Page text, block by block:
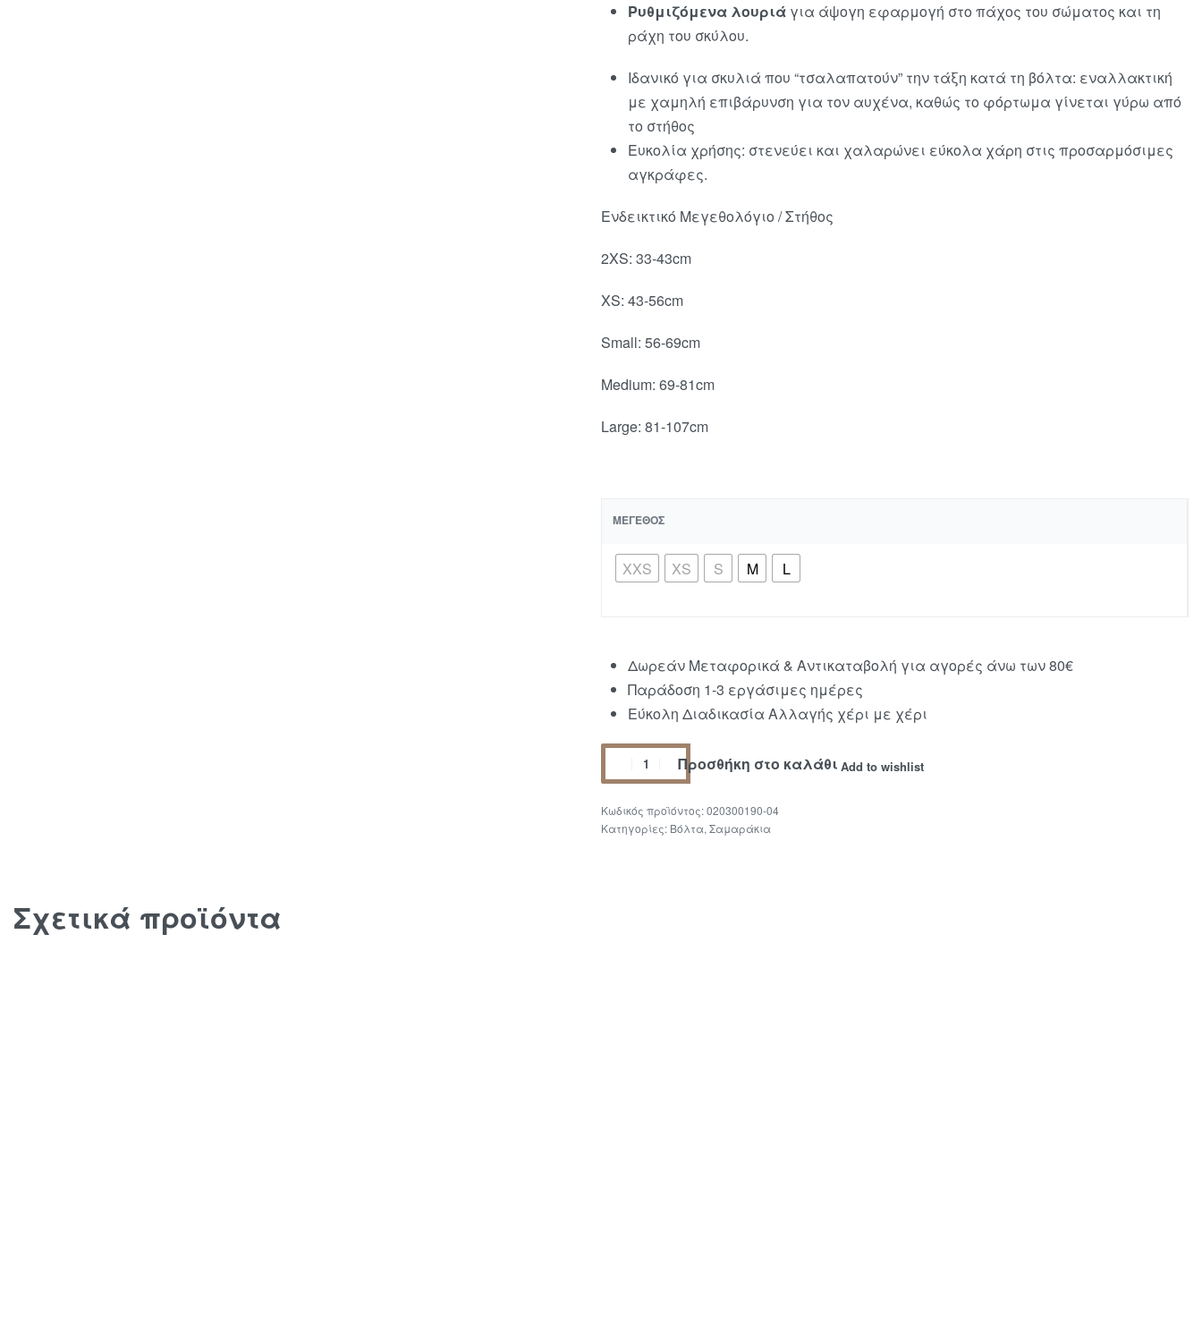
Ρυθμιζόμενα λουριά για άψογη εφαρμογή στο πάχος του σώματος και τη
ράχη του σκύλου.
Ιδανικό για σκυλιά που “τσαλαπατούν” την τάξη κατά τη βόλτα: εναλλακτική
με χαμηλή επιβάρυνση για τον αυχένα, καθώς το φόρτωμα γίνεται γύρω από
το στήθος
Ευκολία χρήσης: στενεύει και χαλαρώνει εύκολα χάρη στις προσαρμόσιμες
αγκράφες.
Ενδεικτικό Μεγεθολόγιo / Στήθος
2XS: 33-43cm
XS: 43-56cm
Small: 56-69cm
Medium: 69-81cm
Large: 81-107cm
ΜΈΓΕΘΟΣ
XXS XS S M L
Δωρεάν Μεταφορικά & Αντικαταβολή για αγορές άνω των 80€
Παράδοση 1-3 εργάσιμες ημέρες
Εύκολη Διαδικασία Αλλαγής χέρι με χέρι
Προσθήκη στο καλάθι Add to wishlist
020300190-04
Κατηγορίες: Βόλτα, Σαμαράκια
Σχετικά προϊόντα